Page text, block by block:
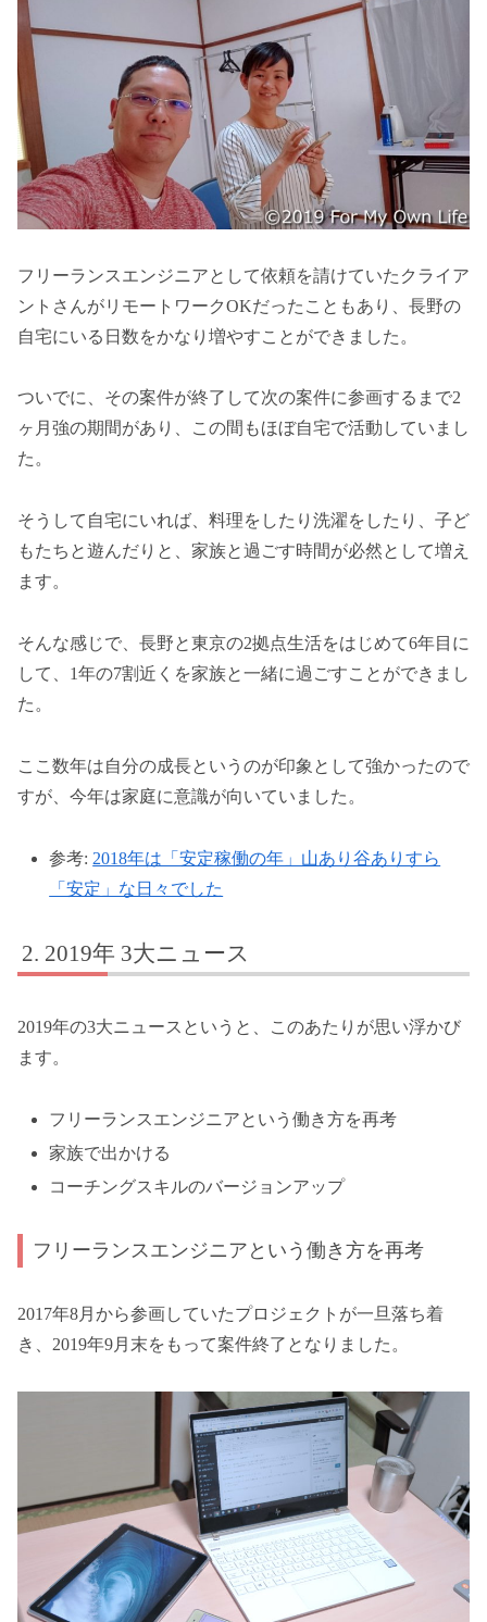
フリーランスエンジニアとして依頼を請けていたクライア
ントさんがリモートワークOKだったこともあり、長野の
自宅にいる日数をかなり増やすことができました。
ついでに、その案件が終了して次の案件に参画するまで2
ヶ月強の期間があり、この間もほぼ自宅で活動していまし
た。
そうして自宅にいれば、料理をしたり洗濯をしたり、子ど
もたちと遊んだりと、家族と過ごす時間が必然として増え
ます。
そんな感じで、長野と東京の2拠点生活をはじめて6年目に
して、1年の7割近くを家族と一緒に過ごすことができまし
た。
ここ数年は自分の成長というのが印象として強かったので
すが、今年は家庭に意識が向いていました。
参考: 2018年は「安定稼働の年」山あり谷ありすら
「安定」な日々でした
2019年 3大ニュース
2019年の3大ニュースというと、このあたりが思い浮かび
ます。
フリーランスエンジニアという働き方を再考
家族で出かける
コーチングスキルのバージョンアップ
フリーランスエンジニアという働き方を再考
2017年8月から参画していたプロジェクトが一旦落ち着
き、2019年9月末をもって案件終了となりました。